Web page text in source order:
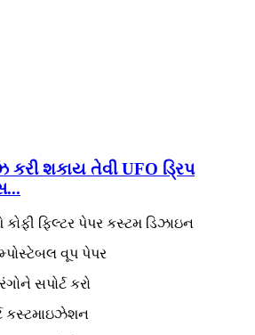
કરી શકાય તેવી UFO ડ્રિપ
વૂપ પેપર
સપોર્ટ કરો
કસ્ટમાઇઝેશન